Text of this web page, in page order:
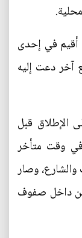
أقيم في إحدى
دعت إليه
الإطلاق قبل
في وقت متأخر
والشارع، وصار
داخل صفوف